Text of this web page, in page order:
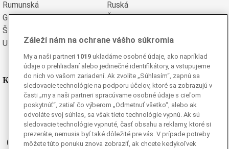
Rumunská
Ruská
Grécka
Španielska
Švédska
Ukrajinská
Vietnamská
Kde nás nájdete
Facebook
Instagram
Ganjing
Youtube
Záleží nám na ochrane vášho súkromia
My a naši partneri 1019 ukladáme osobné údaje, ako napríklad
údaje o prehliadaní alebo jedinečné identifikátory, a vstupujeme
do nich vo vašom zariadení. Ak zvolíte „Súhlasím“, zapnú sa
sledovacie technológie na podporu účelov, ktoré sa zobrazujú v
časti „my a naši partneri spracúvame osobné údaje s cieľom
poskytnúť“, zatiaľ čo výberom „Odmetnuť všetko“, alebo ak
odvoláte svoj súhlas, sa však tieto technológie vypnú. Ak sú
sledovacie technológie vypnuté, časť obsahu a reklamy, ktoré si
prezeráte, nemusia byť také dôležité pre vás. V prípade potreby
môžete túto ponuku znova zobraziť, ak chcete kedykoľvek